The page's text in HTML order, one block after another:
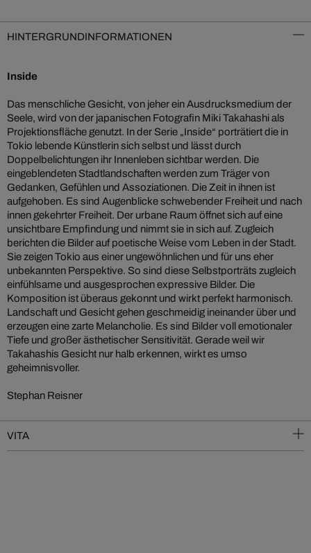
HINTERGRUNDINFORMATIONEN
Inside
Das menschliche Gesicht, von jeher ein Ausdrucksmedium der
Seele, wird von der japanischen Fotografin Miki Takahashi als
Projektionsfläche genutzt. In der Serie „Inside“ porträtiert die in
Tokio lebende Künstlerin sich selbst und lässt durch
Doppelbelichtungen ihr Innenleben sichtbar werden. Die
eingeblendeten Stadtlandschaften werden zum Träger von
Gedanken, Gefühlen und Assoziationen. Die Zeit in ihnen ist
aufgehoben. Es sind Augenblicke schwebender Freiheit und nach
innen gekehrter Freiheit. Der urbane Raum öffnet sich auf eine
unsichtbare Empfindung und nimmt sie in sich auf. Zugleich
berichten die Bilder auf poetische Weise vom Leben in der Stadt.
Sie zeigen Tokio aus einer ungewöhnlichen und für uns eher
unbekannten Perspektive. So sind diese Selbstporträts zugleich
einfühlsame und ausgesprochen expressive Bilder. Die
Komposition ist überaus gekonnt und wirkt perfekt harmonisch.
Landschaft und Gesicht gehen geschmeidig ineinander über und
erzeugen eine zarte Melancholie. Es sind Bilder voll emotionaler
Tiefe und großer ästhetischer Sensitivität. Gerade weil wir
Takahashis Gesicht nur halb erkennen, wirkt es umso
geheimnisvoller.
Stephan Reisner
VITA